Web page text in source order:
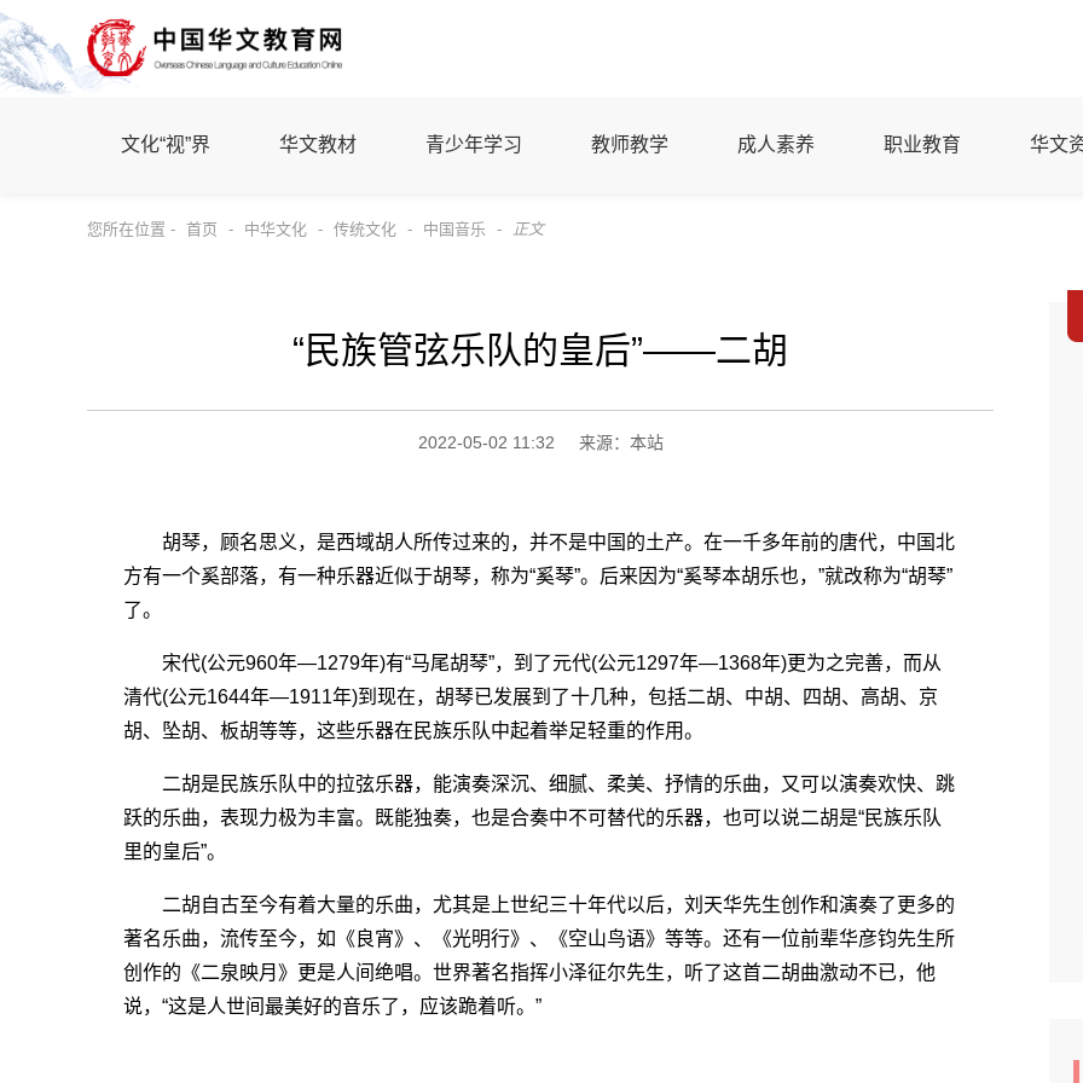
文化“视”界 华文教材 青少年学习 教师教学 成人素养 职业教育 华文
您所在位置 - 首页 - 中华文化 - 传统文化 - 中国音乐 - 正文
“民族管弦乐队的皇后”――二胡
2022-05-02 11:32 来源：本站
胡琴，顾名思义，是西域胡人所传过来的，并不是中国的土产。在一千多年前的唐代，中国北
方有一个奚部落，有一种乐器近似于胡琴，称为“奚琴”。后来因为“奚琴本胡乐也，”就改称为“胡琴”
了。
宋代(公元960年―1279年)有“马尾胡琴”，到了元代(公元1297年―1368年)更为之完善，而从
清代(公元1644年―1911年)到现在，胡琴已发展到了十几种，包括二胡、中胡、四胡、高胡、京
胡、坠胡、板胡等等，这些乐器在民族乐队中起着举足轻重的作用。
二胡是民族乐队中的拉弦乐器，能演奏深沉、细腻、柔美、抒情的乐曲，又可以演奏欢快、跳
跃的乐曲，表现力极为丰富。既能独奏，也是合奏中不可替代的乐器，也可以说二胡是“民族乐队
里的皇后”。
二胡自古至今有着大量的乐曲，尤其是上世纪三十年代以后，刘天华先生创作和演奏了更多的
著名乐曲，流传至今，如《良宵》、《光明行》、《空山鸟语》等等。还有一位前辈华彦钧先生所
创作的《二泉映月》更是人间绝唱。世界著名指挥小泽征尔先生，听了这首二胡曲激动不已，他
说，“这是人世间最美好的音乐了，应该跪着听。”